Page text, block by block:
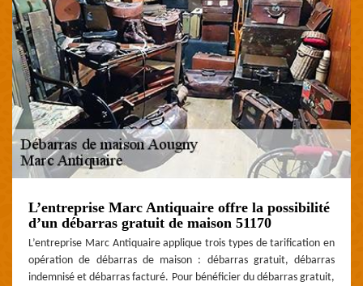
L’entreprise Marc Antiquaire offre la possibilité
d’un débarras gratuit de maison 51170
L’entreprise Marc Antiquaire applique trois types de tarification en
opération de débarras de maison : débarras gratuit, débarras
indemnisé et débarras facturé. Pour bénéficier du débarras gratuit,